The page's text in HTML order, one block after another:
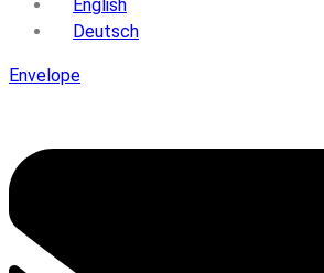
English
Deutsch
Envelope